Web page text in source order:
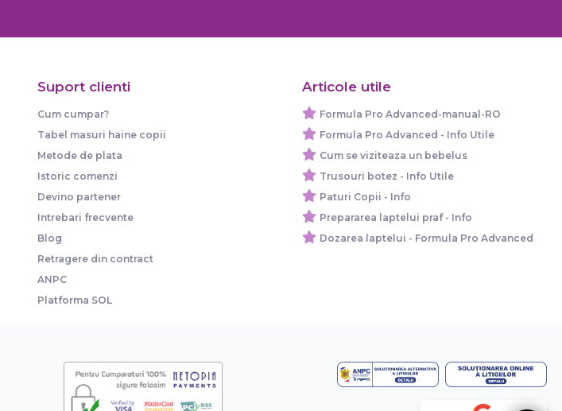
Suport clienti
Cum cumpar?
Tabel masuri haine copii
Metode de plata
Istoric comenzi
Devino partener
Intrebari frecvente
Blog
Retragere din contract
ANPC
Platforma SOL
Articole utile
Formula Pro Advanced-manual-RO
Formula Pro Advanced - Info Utile
Cum se viziteaza un bebelus
Trusouri botez - Info Utile
Paturi Copii - Info
Prepararea laptelui praf - Info
Dozarea laptelui - Formula Pro Advanced